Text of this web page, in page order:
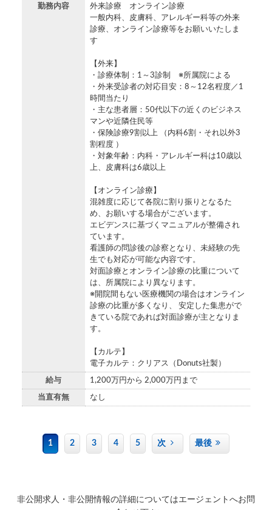
勤務内容
外来診療 オンライン診療
一般内科、皮膚科、アレルギー科等の外来
診療、オンライン診療等をお願いいたしま
す
【外来】
・診療体制：1～3診制 ※所属院による
・外来受診者の対応目安：8～12名程度／1
時間当たり
・主な患者層：50代以下の近くのビジネス
マンや近隣住民等
・保険診療9割以上 （内科6割・それ以外3
割程度 ）
・対象年齢：内科・アレルギー科は10歳以
上、皮膚科は6歳以上
【オンライン診療】
混雑度に応じて各院に割り振りとなるた
め、お願いする場合がございます。
エビデンスに基づくマニュアルが整備され
ています。
看護師の問診後の診察となり、未経験の先
生でも対応が可能な内容です。
対面診療とオンライン診療の比重について
は、所属院により異なります。
※開院間もない医療機関の場合はオンライン
診療の比重が多くなり、 安定した集患がで
きている院であれば対面診療が主となりま
す。
【カルテ】
電子カルテ：クリアス（Donuts社製）
給与 1,200万円から 2,000万円まで
当直有無 なし
1 2 3 4 5 次 最後
非公開求人・非公開情報の詳細についてはエージェントへお問